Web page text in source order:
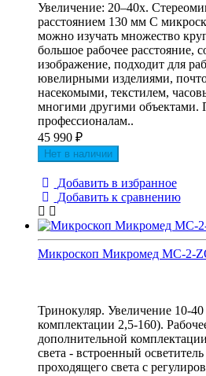
Увеличение: 20–40х.
расстоянием 130 мм С
можно изучать множество
большое рабочее расстояние,
изображение, подходит для
ювелирными изделиями,
насекомыми, текстилем,
многими другими объектами.
профессионалам..
45 990 ₽
Нет в наличии
Добавить в избранное
Добавить к сравнению
Микроскоп Микромед МС-2-
Тринокуляр. Увеличение 10-
комплектации 2,5-160).
дополнительной
света - встроенный
проходящего света с